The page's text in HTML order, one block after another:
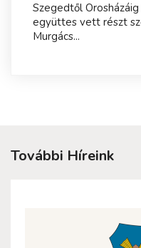
Szegedtől
együttes vett részt
Murgács...
További Híreink